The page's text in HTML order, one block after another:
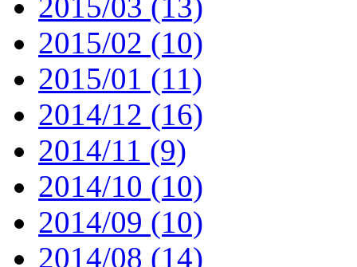
2015/02 (10)
2015/01 (11)
2014/12 (16)
2014/11 (9)
2014/10 (10)
2014/09 (10)
2014/08 (14)